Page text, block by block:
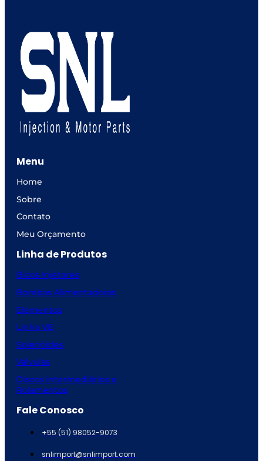
Menu
Home
Sobre
Contato
Meu Orçamento
Linha de Produtos
Bicos Injetores
Bombas Alimentadoras
Elementos
Linha VE
Solenóides
Válvulas
Discos intermediários e
Rolamentos
Fale Conosco
+55 (51) 98052-9073
snlimport@snlimport.com